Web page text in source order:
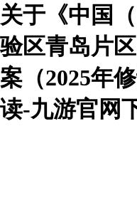
关于《中国
验区青岛片
案（2025年
读-九游官网